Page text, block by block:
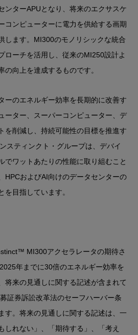
ンターAPUとなり、将来のエクサスケ
コンピューターに電力を供給する画期
します。MI300のモノリシックな統合
ローチを活用し、従来のMI250設計よ
の向上を達成するものです。
ーのエネルギー効率を長期的に改善す
ーター、スーパーコンピューター、デ
を削減し、持続可能性の目標を推進す
スティンクト・グループは、デバイ
でワットあたりの性能に取り組むこと
HPCおよびAI向けのデータセンターの
を目指しています。
MI300アクセラレータの期待さ
年までに30倍のエネルギー効率を
将来の見通しに関する記述が含まれて
証券訴訟改革法のセーフハーバー条
す。将来の見通しに関する記述は、一
しれない」、「期待する」、「考え